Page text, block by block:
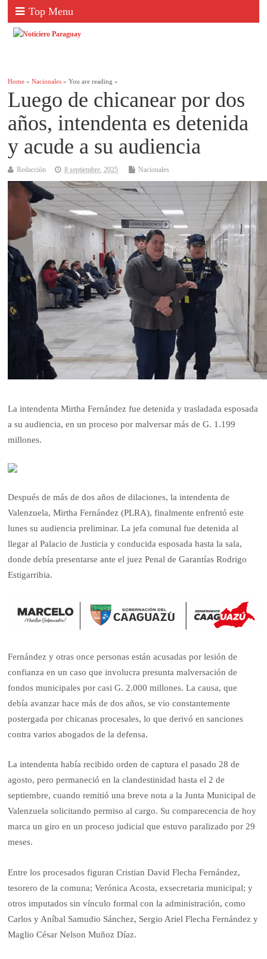
Top Menu
Home »Nacionales » You are reading »
Luego de chicanear por dos
años, intendenta es detenida
y acude a su audiencia
Redacción 8 septiembre, 2025 Nacionales
La intendenta Mirtha Fernández fue detenida y trasladada esposada
a su audiencia, en un proceso por malversar más de G. 1.199
millones.
Después de más de dos años de dilaciones, la intendenta de
Valenzuela, Mirtha Fernández (PLRA), finalmente enfrentó este
lunes su audiencia preliminar. La jefa comunal fue detenida al
llegar al Palacio de Justicia y conducida esposada hasta la sala,
donde debía presentarse ante el juez Penal de Garantías Rodrigo
Estigarribia.
Fernández y otras once personas están acusadas por lesión de
confianza en un caso que involucra presunta malversación de
fondos municipales por casi G. 2.000 millones. La causa, que
debía avanzar hace más de dos años, se vio constantemente
postergada por chicanas procesales, lo que derivó en sanciones
contra varios abogados de la defensa.
La intendenta había recibido orden de captura el pasado 28 de
agosto, pero permaneció en la clandestinidad hasta el 2 de
septiembre, cuando remitió una breve nota a la Junta Municipal de
Valenzuela solicitando permiso al cargo. Su comparecencia de hoy
marca un giro en un proceso judicial que estuvo paralizado por 29
meses.
Entre los procesados figuran Cristian David Flecha Fernández,
tesorero de la comuna; Verónica Acosta, exsecretaria municipal; y
otros imputados sin vínculo formal con la administración, como
Carlos y Aníbal Samudio Sánchez, Sergio Ariel Flecha Fernández y
Maglio César Nelson Muñoz Díaz.